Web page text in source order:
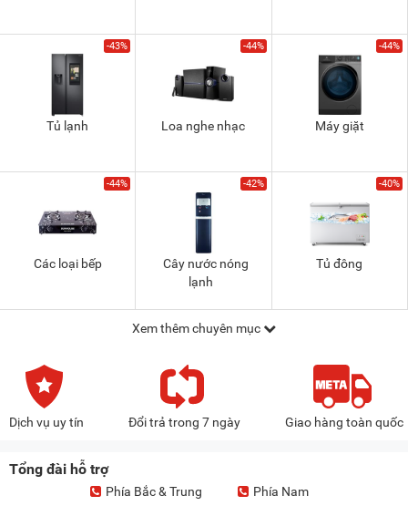
-43%
Tủ lạnh
-44%
Loa nghe nhạc
-44%
Máy giặt
-44%
Các loại bếp
-42%
Cây nước nóng
lạnh
-40%
Tủ đông
Xem thêm chuyên mục
Dịch vụ uy tín Đổi trả trong 7 ngày Giao hàng toàn quốc
Tổng đài hỗ trợ
Phía Bắc & Trung
Phía Nam